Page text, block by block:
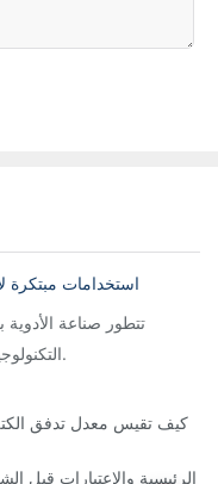
استخدامات مبتكرة
تتطور صناعة الأدوية
التكنولوجيا المبتكرة لتبسيط العمليات وضمان الدقة.
كيف تقيس معدل تدفق
أهميةالرئيسية والاعتبارات قبل